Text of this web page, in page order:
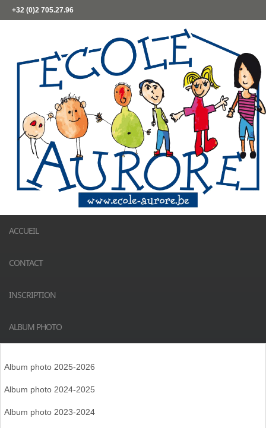
+32 (0)2 705.27.96
ACCUEIL
CONTACT
INSCRIPTION
ALBUM PHOTO
Album photo 2025-2026
Album photo 2024-2025
Album photo 2023-2024